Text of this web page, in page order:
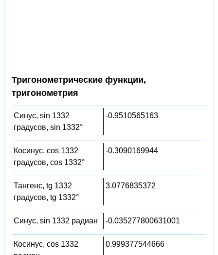
Тригонометрические функции,
тригонометрия
Синус, sin 1332
градусов, sin 1332°
-0.9510565163
Косинус, cos 1332
градусов, cos 1332°
-0.3090169944
Тангенс, tg 1332
градусов, tg 1332°
3.0776835372
Синус, sin 1332 радиан -0.035277800631001
Косинус, cos 1332
0.999377544666